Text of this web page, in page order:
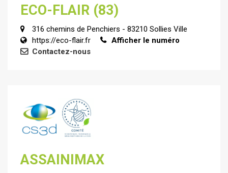
ECO-FLAIR (83)
316 chemins de Penchiers - 83210 Sollies Ville
https://eco-flair.fr
Afficher le numéro
Contactez-nous
ASSAINIMAX